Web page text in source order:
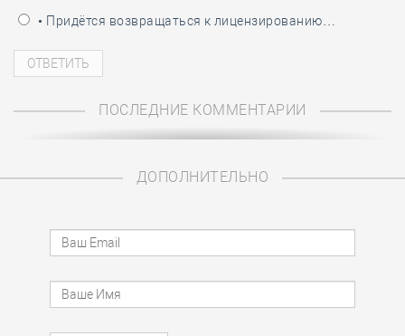
• Придётся возвращаться к лицензированию…
ПОСЛЕДНИЕ КОММЕНТАРИИ
ДОПОЛНИТЕЛЬНО